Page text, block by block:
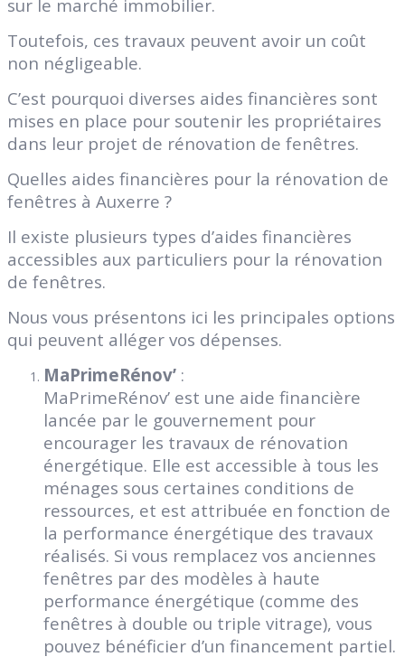
sur le marché immobilier.
Toutefois, ces travaux peuvent avoir un coût
non négligeable.
C’est pourquoi diverses aides financières sont
mises en place pour soutenir les propriétaires
dans leur projet de rénovation de fenêtres.
Quelles aides financières pour la rénovation de
fenêtres à Auxerre ?
Il existe plusieurs types d’aides financières
accessibles aux particuliers pour la rénovation
de fenêtres.
Nous vous présentons ici les principales options
qui peuvent alléger vos dépenses.
MaPrimeRénov’ :
MaPrimeRénov’ est une aide financière
lancée par le gouvernement pour
encourager les travaux de rénovation
énergétique. Elle est accessible à tous les
ménages sous certaines conditions de
ressources, et est attribuée en fonction de
la performance énergétique des travaux
réalisés. Si vous remplacez vos anciennes
fenêtres par des modèles à haute
performance énergétique (comme des
fenêtres à double ou triple vitrage), vous
pouvez bénéficier d’un financement partiel.